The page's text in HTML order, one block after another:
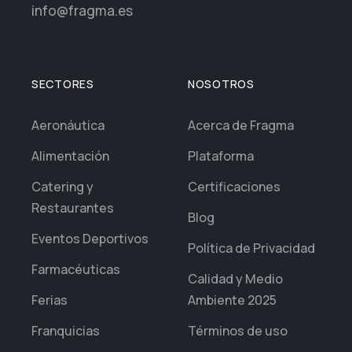
info@fragma.es
SECTORES
Aeronáutica
Alimentación
Catering y
Restaurantes
Eventos Deportivos
Farmacéuticas
Ferias
Franquicias
NOSOTROS
Acerca de Fragma
Plataforma
Certificaciones
Blog
Política de Privacidad
Calidad y Medio
Ambiente 2025
Términos de uso